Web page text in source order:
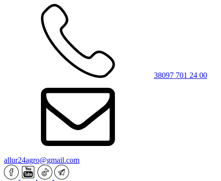
38097 701 24 00
allur24agro@gmail.com